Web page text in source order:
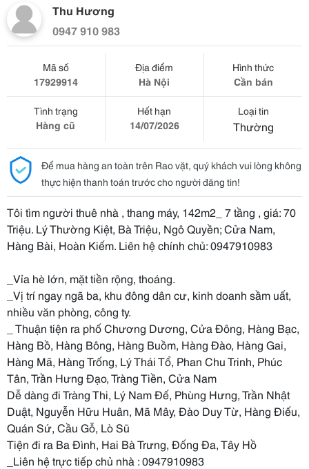
Thu Hương
0947 910 983
Mã số
17929914
Địa điểm
Hà Nội
Hình thức
Cần bán
Tình trạng
Hàng cũ
Hết hạn
14/07/2026
Loại tin
Thường
Để mua hàng an toàn trên Rao vặt, quý khách vui lòng không
thực hiện thanh toán trước cho người đăng tin!
Tôi tìm người thuê nhà , thang máy, 142m2_ 7 tầng , giá: 70
Triệu. Lý Thường Kiệt, Bà Triệu, Ngô Quyền; Cửa Nam,
Hàng Bài, Hoàn Kiếm. Liên hệ chính chủ: 0947910983
_Vỉa hè lớn, mặt tiền rộng, thoáng.
_Vị trí ngay ngã ba, khu đông dân cư, kinh doanh sầm uất,
nhiều văn phòng, công ty.
_ Thuận tiện ra phố Chương Dương, Cửa Đông, Hàng Bạc,
Hàng Bồ, Hàng Bông, Hàng Buồm, Hàng Đào, Hàng Gai,
Hàng Mã, Hàng Trống, Lý Thái Tổ, Phan Chu Trinh, Phúc
Tân, Trần Hưng Đạo, Tràng Tiền, Cửa Nam
Dễ dàng đi Tràng Thi, Lý Nam Đế, Phùng Hưng, Trần Nhật
Duật, Nguyễn Hữu Huân, Mã Mây, Đào Duy Từ, Hàng Điếu,
Quán Sứ, Cầu Gỗ, Lò Sũ
Tiện đi ra Ba Đình, Hai Bà Trưng, Đống Đa, Tây Hồ
_Liên hệ trực tiếp chủ nhà : 0947910983